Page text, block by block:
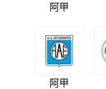
阿甲
阿甲